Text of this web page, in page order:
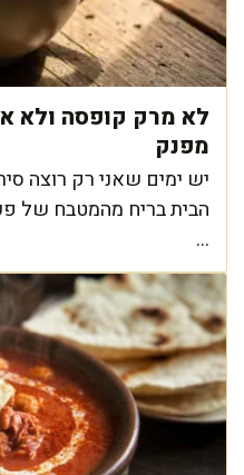
לא מרק קופסה ולא
מפנק
יש ימים שאני רק רוצה
הבית בריח מהמטבח של
...